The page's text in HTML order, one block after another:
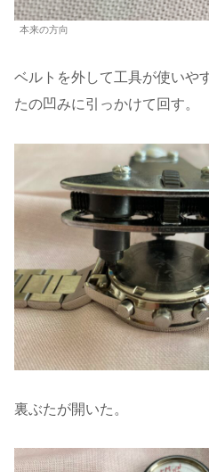
本来の方向
ベルトを外して工具が使いや
たの凹みに引っかけて回す。
裏ぶたが開いた。